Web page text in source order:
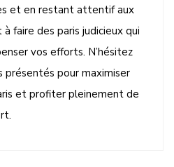
et en restant attentif aux
faire des paris judicieux qui
vos efforts. N’hésitez
présentés pour maximiser
et profiter pleinement de